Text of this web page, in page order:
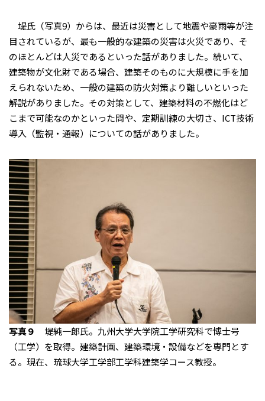
堤氏（写真9）からは、最近は災害として地震や豪雨等が注
目されているが、最も一般的な建築の災害は火災であり、そ
のほとんどは人災であるといった話がありました。続いて、
建築物が文化財である場合、建築そのものに大規模に手を加
えられないため、一般の建築の防火対策より難しいといった
解説がありました。その対策として、建築材料の不燃化はど
こまで可能なのかといった問や、定期訓練の大切さ、ICT技術
導入（監視・通報）についての話がありました。
写真９
堤純一郎氏。九州大学大学院工学研究科で博士号
（工学）を取得。建築計画、建築環境・設備などを専門とす
る。現在、琉球大学工学部工学科建築学コース教授。